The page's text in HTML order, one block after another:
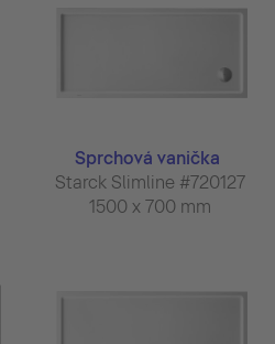
Sprchová vanička
Starck Slimline #720127
1500 x 700 mm